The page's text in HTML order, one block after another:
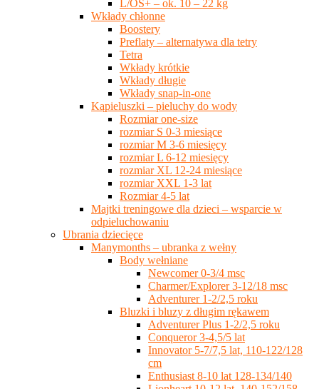
L/OS+ – ok. 10 – 22 kg
Wkłady chłonne
Boostery
Preflaty – alternatywa dla tetry
Tetra
Wkłady krótkie
Wkłady długie
Wkłady snap-in-one
Kąpieluszki – pieluchy do wody
Rozmiar one-size
rozmiar S 0-3 miesiące
rozmiar M 3-6 miesięcy
rozmiar L 6-12 miesięcy
rozmiar XL 12-24 miesiące
rozmiar XXL 1-3 lat
Rozmiar 4-5 lat
Majtki treningowe dla dzieci – wsparcie w
odpieluchowaniu
Ubrania dziecięce
Manymonths – ubranka z wełny
Body wełniane
Newcomer 0-3/4 msc
Charmer/Explorer 3-12/18 msc
Adventurer 1-2/2,5 roku
Bluzki i bluzy z długim rękawem
Adventurer Plus 1-2/2,5 roku
Conqueror 3-4,5/5 lat
Innovator 5-7/7,5 lat, 110-122/128
cm
Enthusiast 8-10 lat 128-134/140